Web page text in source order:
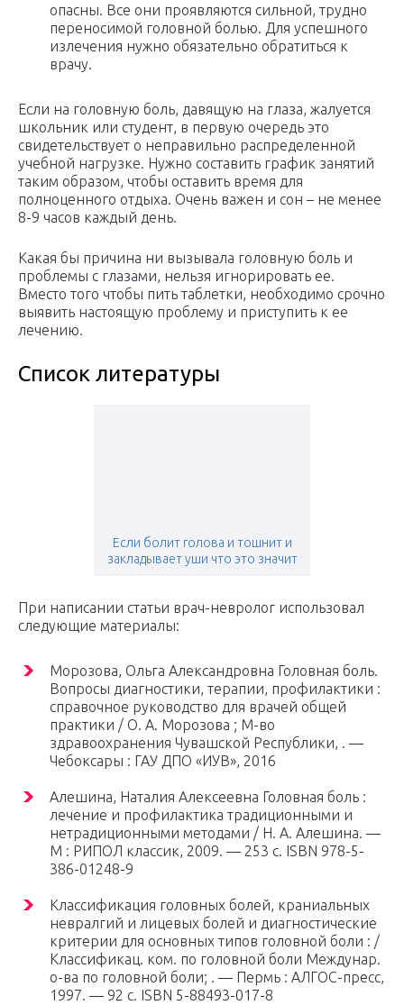
опасны. Все они проявляются сильной, трудно
переносимой головной болью. Для успешного
излечения нужно обязательно обратиться к
врачу.
Если на головную боль, давящую на глаза, жалуется
школьник или студент, в первую очередь это
свидетельствует о неправильно распределенной
учебной нагрузке. Нужно составить график занятий
таким образом, чтобы оставить время для
полноценного отдыха. Очень важен и сон – не менее
8-9 часов каждый день.
Какая бы причина ни вызывала головную боль и
проблемы с глазами, нельзя игнорировать ее.
Вместо того чтобы пить таблетки, необходимо срочно
выявить настоящую проблему и приступить к ее
лечению.
Список литературы
Если болит голова и тошнит и
закладывает уши что это значит
При написании статьи врач-невролог использовал
следующие материалы:
Морозова, Ольга Александровна Головная боль.
Вопросы диагностики, терапии, профилактики :
справочное руководство для врачей общей
практики / О. А. Морозова ; М-во
здравоохранения Чувашской Республики, . —
Чебоксары : ГАУ ДПО «ИУВ», 2016
Алешина, Наталия Алексеевна Головная боль :
лечение и профилактика традиционными и
нетрадиционными методами / Н. А. Алешина. —
М : РИПОЛ классик, 2009. — 253 с. ISBN 978-5-
386-01248-9
Классификация головных болей, краниальных
невралгий и лицевых болей и диагностические
критерии для основных типов головной боли : /
Классификац. ком. по головной боли Междунар.
о-ва по головной боли; . — Пермь : АЛГОС-пресс,
1997. — 92 с. ISBN 5-88493-017-8